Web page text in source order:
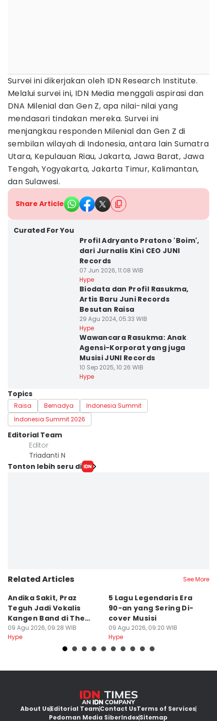
Survei ini dikerjakan oleh IDN Research Institute.
Melalui survei ini, IDN Media menggali aspirasi dan
DNA Milenial dan Gen Z, apa nilai-nilai yang
mendasari tindakan mereka. Survei ini
menjangkau responden Milenial dan Gen Z di
sembilan wilayah di Indonesia, antara lain Sumatra
Utara, Kepulauan Riau, Jakarta, Jawa Barat, Jawa
Tengah, Yogyakarta, Jakarta Timur, Kalimantan,
dan Sulawesi.
Share Article
Curated For You
Profil Adryanto Pratono 'Boim',
dari Jurnalis Kini CEO JUNI
Records
07 Jun 2026, 11:08 WIB
Hype
Biodata dan Profil Rasukma,
Artis Baru Juni Records
Besutan Raisa
29 Agu 2024, 05:33 WIB
Hype
Wawancara Rasukma: Anak
Agensi-Korporat yang juga
Musisi JUNI Records
10 Sep 2025, 10:26 WIB
Hype
Topics
Raisa Bernadya
Indonesia Summit
Indonesia Summit 2026
Editorial Team
Editor
Triadanti N
Tonton lebih seru di
Related Articles See More
Andika Sakit, Praz
Teguh Jadi Vokalis
Kangen Band di The
Sounds Project
09 Agu 2026, 09:28 WIB
Hype
5 Lagu Legendaris Era
90-an yang Sering Di-
cover Musisi
09 Agu 2026, 09:20 WIB
Hype
About UsEditorial TeamContact UsTerms of Services
Pedoman Media SiberIndexSitemap